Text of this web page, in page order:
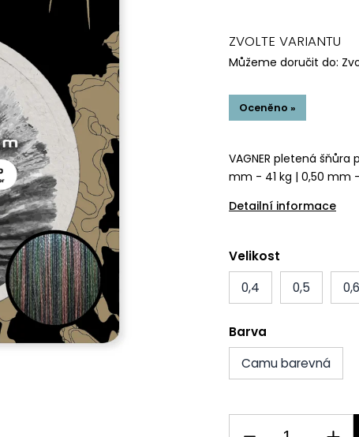
Oceněno »
VAGNER pletená šňůra
mm - 41 kg | 0,50 mm
Detailní informace
Velikost
0,4
0,5 0,6
Barva
Camu barevná
ZVOLTE VARIANTU
Můžeme doručit do: